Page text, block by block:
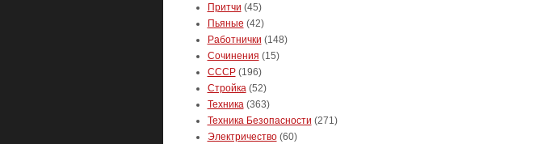
Притчи (45)
Пьяные (42)
Работнички (148)
Сочинения (15)
СССР(196)
Стройка(52)
Техника(363)
Техника Безопасности (271)
Электричество(60)